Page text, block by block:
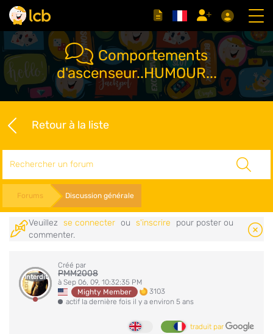
Comportements
d'ascenseur..HUMOUR...
Retour à la liste
Forums Discussion générale
Veuillez se connecter ou s'inscrire
pour poster ou
commenter.
Interdit
Créé par
PMM2008
à Sep 06, 09, 10:32:35 PM
Mighty Member
3103
actif la dernière fois il y a environ 5 ans
traduit par